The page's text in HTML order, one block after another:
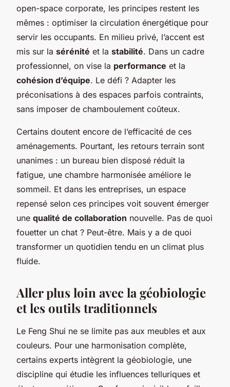
open-space corporate, les principes restent les
mêmes : optimiser la circulation énergétique pour
servir les occupants. En milieu privé, l’accent est
mis sur la sérénité et la stabilité. Dans un cadre
professionnel, on vise la performance et la
cohésion d’équipe. Le défi ? Adapter les
préconisations à des espaces parfois contraints,
sans imposer de chamboulement coûteux.
Certains doutent encore de l’efficacité de ces
aménagements. Pourtant, les retours terrain sont
unanimes : un bureau bien disposé réduit la
fatigue, une chambre harmonisée améliore le
sommeil. Et dans les entreprises, un espace
repensé selon ces principes voit souvent émerger
une qualité de collaboration nouvelle. Pas de quoi
fouetter un chat ? Peut-être. Mais y a de quoi
transformer un quotidien tendu en un climat plus
fluide.
Aller plus loin avec la géobiologie
et les outils traditionnels
Le Feng Shui ne se limite pas aux meubles et aux
couleurs. Pour une harmonisation complète,
certains experts intègrent la géobiologie, une
discipline qui étudie les influences telluriques et